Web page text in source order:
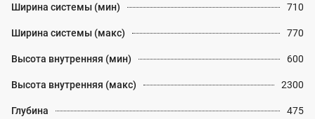
Ширина системы (мин) 710
Ширина системы (макс) 770
Высота внутренняя (мин) 600
Высота внутренняя (макс) 2300
Глубина 475